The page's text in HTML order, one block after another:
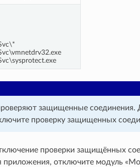
защищенные
проверку защищенных
проверки защищённых
отключите модуль